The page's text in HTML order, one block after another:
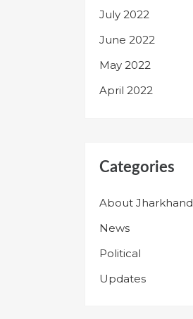
July 2022
June 2022
May 2022
April 2022
Categories
About Jharkhand
News
Political
Updates